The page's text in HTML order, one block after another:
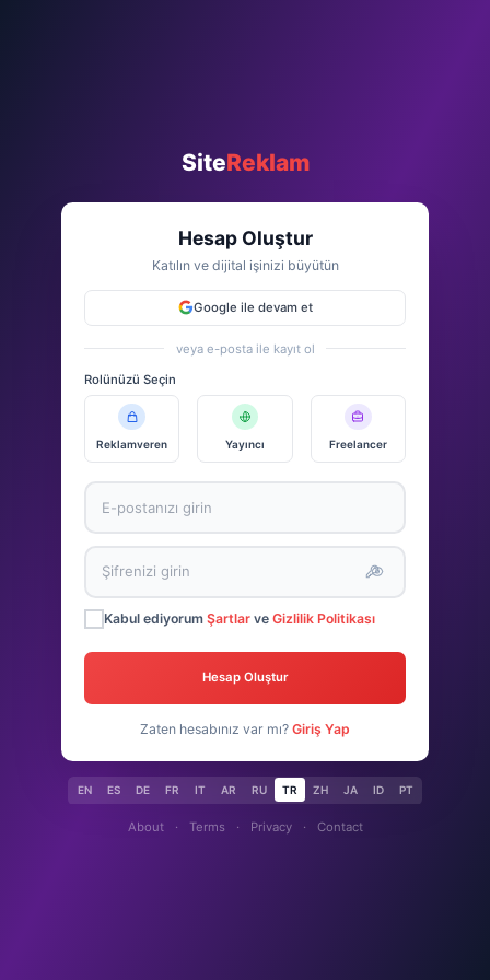
SiteReklam
Hesap Oluştur
Katılın ve dijital işinizi büyütün
Google ile devam et
veya e-posta ile kayıt ol
Rolünüzü Seçin
Reklamveren Yayıncı Freelancer
Kabul ediyorum Şartlarve Gizlilik Politikası
Hesap Oluştur
Zaten hesabınız var mı? Giriş Yap
EN ES DE FR IT AR RU TR ZH JA ID PT
About · Terms · Privacy · Contact